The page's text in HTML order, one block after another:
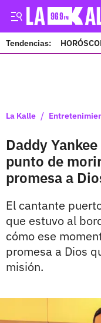
Tendencias:
La Kalle /
Daddy
punto de
promesa a
El cantante
que estuvo al
cómo ese
promesa a Dios
misión.